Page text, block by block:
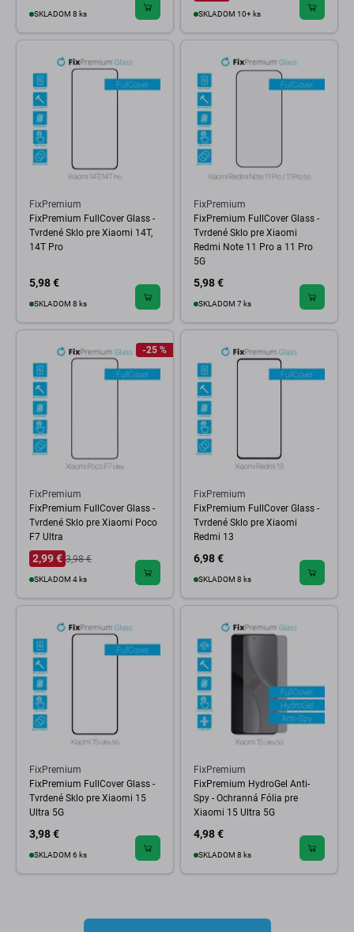
SKLADOM 8 ks SKLADOM 10+ ks
FixPremium
FixPremium FullCover Glass -
Tvrdené Sklo pre Xiaomi 14T,
14T Pro
5,98 €
SKLADOM 8 ks
FixPremium
FixPremium FullCover Glass -
Tvrdené Sklo pre Xiaomi
Redmi Note 11 Pro a 11 Pro
5G
5,98 €
SKLADOM 7 ks
-25 %
FixPremium
FixPremium FullCover Glass -
Tvrdené Sklo pre Xiaomi Poco
F7 Ultra
2,99 € 3,98 €
SKLADOM 4 ks
FixPremium
FixPremium FullCover Glass -
Tvrdené Sklo pre Xiaomi
Redmi 13
6,98 €
SKLADOM 8 ks
FixPremium
FixPremium FullCover Glass -
Tvrdené Sklo pre Xiaomi 15
Ultra 5G
3,98 €
SKLADOM 6 ks
FixPremium
FixPremium HydroGel Anti-
Spy - Ochranná Fólia pre
Xiaomi 15 Ultra 5G
4,98 €
SKLADOM 8 ks